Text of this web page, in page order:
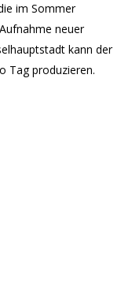
im Sommer
neuer
kann der
Tag produzieren.